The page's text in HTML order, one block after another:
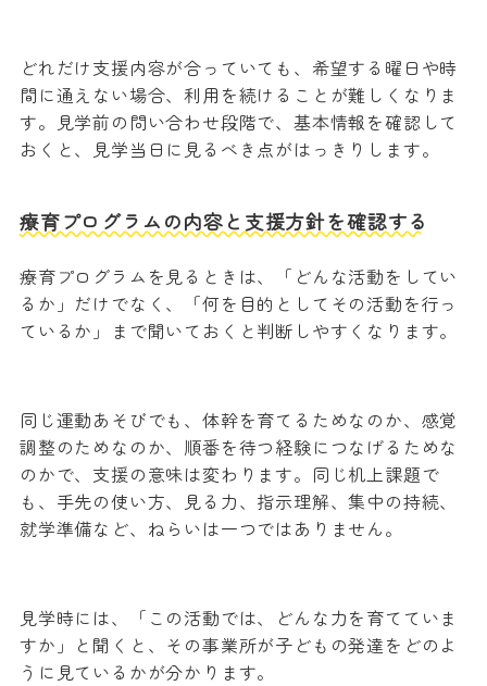
どれだけ支援内容が合っていても、希望する曜日や時
間に通えない場合、利用を続けることが難しくなりま
す。見学前の問い合わせ段階で、基本情報を確認して
おくと、見学当日に見るべき点がはっきりします。
療育プログラムの内容と支援方針を確認する
療育プログラムを見るときは、「どんな活動をしてい
るか」だけでなく、「何を目的としてその活動を行っ
ているか」まで聞いておくと判断しやすくなります。
同じ運動あそびでも、体幹を育てるためなのか、感覚
調整のためなのか、順番を待つ経験につなげるためな
のかで、支援の意味は変わります。同じ机上課題で
も、手先の使い方、見る力、指示理解、集中の持続、
就学準備など、ねらいは一つではありません。
見学時には、「この活動では、どんな力を育てていま
すか」と聞くと、その事業所が子どもの発達をどのよ
うに見ているかが分かります。